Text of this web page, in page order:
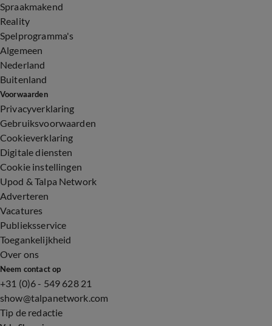
Spraakmakend
Reality
Spelprogramma's
Algemeen
Nederland
Buitenland
Voorwaarden
Privacyverklaring
Gebruiksvoorwaarden
Cookieverklaring
Digitale diensten
Cookie instellingen
Upod & Talpa Network
Adverteren
Vacatures
Publieksservice
Toegankelijkheid
Over ons
Neem contact op
+31 (0)6 - 549 628 21
show@talpanetwork.com
Tip de redactie